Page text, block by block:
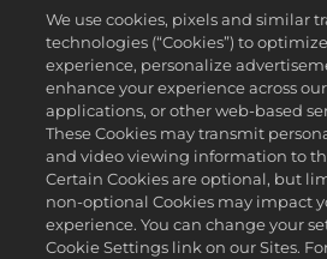
Jogi
Adatvédelmi
Sütikezelési
Támogatás
Ne adják el és ne osszák meg a
Order Lookup &
2K Ad Partners
Magyar
We use cookies, pixels and similar
technologies (“Cookies”) to
experience, personalize
enhance your experience across
applications, or other web-based
These Cookies may transmit
and video viewing information to
Certain Cookies are optional, but
non-optional Cookies may impact
experience. You can change your
Cookie Settings link on our Sites.